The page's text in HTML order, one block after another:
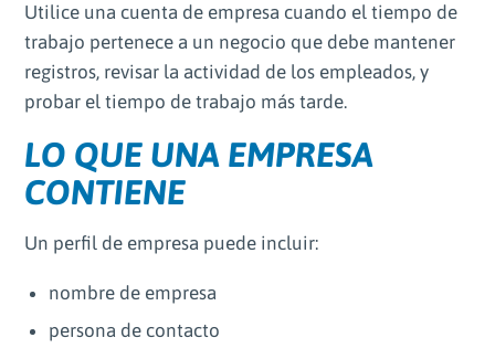
Utilice una cuenta de empresa cuando el tiempo de
trabajo pertenece a un negocio que debe mantener
registros, revisar la actividad de los empleados, y
probar el tiempo de trabajo más tarde.
LO QUE UNA EMPRESA
CONTIENE
Un perfil de empresa puede incluir:
nombre de empresa
persona de contacto